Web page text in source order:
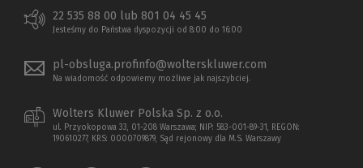
22 535 88 00 lub 801 04 45 45
Jesteśmy do Państwa dyspozycji od 8:00 do 16:00
pl-obsluga.profinfo@wolterskluwer.com
Na wiadomość odpowiemy możliwe jak najszybciej.
Wolters Kluwer Polska Sp. z o.o.
ul. Przyokopowa 33, 01-208 Warszawa; NIP: 583-001-89-31, REGON:
190610277, KRS: 0000709879, Sąd rejonowy dla M.S. Warszawy